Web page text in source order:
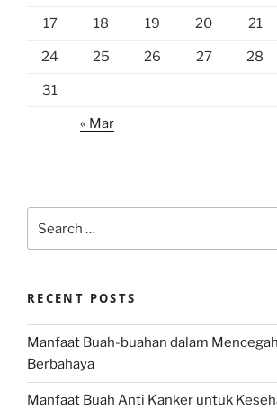
17 18 19 20 21
24 25 26 27 28
31
« Mar
for:
RECENT POSTS
Manfaat Buah-buahan dalam
Berbahaya
Manfaat Buah Anti Kanker untuk